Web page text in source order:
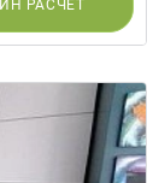
РАСЧЕТ